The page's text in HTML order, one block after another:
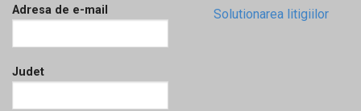
Adresa de e-mail
Judet
Solutionarea litigiilor